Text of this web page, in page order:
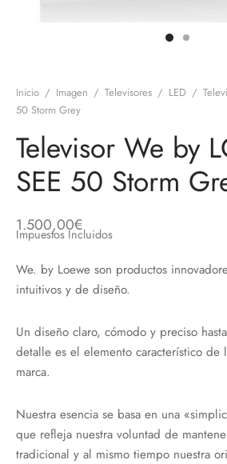
Inicio / Imagen / Televisores / LED /
50 Storm Grey
Televisor We by
SEE 50 Storm
1.500,00€
Impuestos Incluidos
We. by Loewe son productos
intuitivos y de diseño.
Un diseño claro, cómodo y preciso
detalle es el elemento característico
marca.
Nuestra esencia se basa en una
que refleja nuestra voluntad de
tradicional y al mismo tiempo nuestra